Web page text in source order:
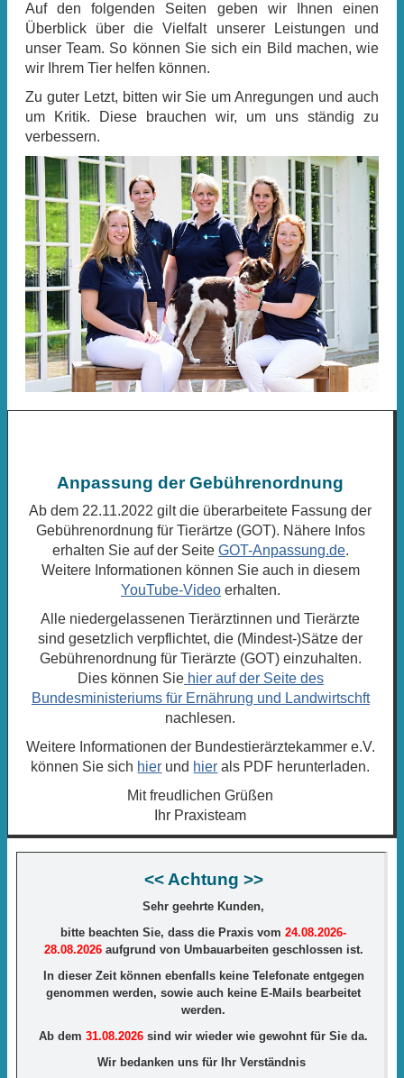
Auf den folgenden Seiten geben wir Ihnen einen
Überblick über die Vielfalt unserer Leistungen und
unser Team. So können Sie sich ein Bild machen, wie
wir Ihrem Tier helfen können.
Zu guter Letzt, bitten wir Sie um Anregungen und auch
um Kritik. Diese brauchen wir, um uns ständig zu
verbessern.
Anpassung der Gebührenordnung
Ab dem 22.11.2022 gilt die überarbeitete Fassung der
Gebührenordnung für Tierärtze (GOT). Nähere Infos
erhalten Sie auf der Seite GOT-Anpassung.de.
Weitere Informationen können Sie auch in diesem
YouTube-Videoerhalten.
Alle niedergelassenen Tierärztinnen und Tierärzte
sind gesetzlich verpflichtet, die (Mindest-)Sätze der
Gebührenordnung für Tierärzte (GOT) einzuhalten.
Dies können Siehier auf der Seite des
Bundesministeriums für Ernährung und Landwirtschft
nachlesen.
Weitere Informationen der Bundestierärztekammer e.V.
können Sie sich hier und hier als PDF herunterladen.
Mit freudlichen Grüßen
Ihr Praxisteam
<< Achtung >>
Sehr geehrte Kunden,
bitte beachten Sie, dass die Praxis vom24.08.2026-
28.08.2026 aufgrund von Umbauarbeiten geschlossen ist.
In dieser Zeit können ebenfalls keine Telefonate entgegen
genommen werden, sowie auch keine E-Mails bearbeitet
werden.
Ab dem31.08.2026 sind wir wieder wie gewohnt für Sie da.
Wir bedanken uns für Ihr Verständnis